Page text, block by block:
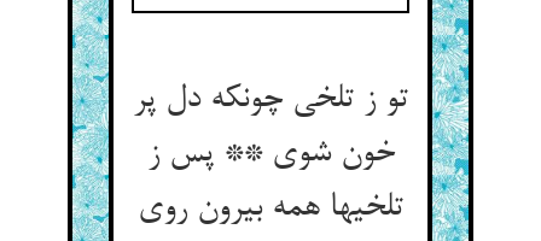
تو ز تلخی چونکه دل پر
خون شوی ** پس ز
تلخیها همه بیرون روی